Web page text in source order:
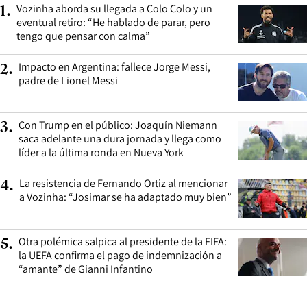
1. Vozinha aborda su llegada a Colo Colo y un
eventual retiro: “He hablado de parar, pero
tengo que pensar con calma”
2. Impacto en Argentina: fallece Jorge Messi,
padre de Lionel Messi
3. Con Trump en el público: Joaquín Niemann
saca adelante una dura jornada y llega como
líder a la última ronda en Nueva York
4. La resistencia de Fernando Ortiz al mencionar
a Vozinha: “Josimar se ha adaptado muy bien”
5. Otra polémica salpica al presidente de la FIFA:
la UEFA confirma el pago de indemnización a
“amante” de Gianni Infantino